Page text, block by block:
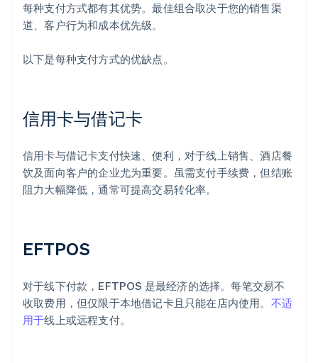
每种支付方式都有其优势。最佳组合取决于您的销售渠
道、客户行为和成本优先级。
以下是每种支付方式的优缺点。
信用卡与借记卡
信用卡与借记卡支付快速、便利，对于线上销售、酒店餐
饮及面向客户的企业尤为重要。虽需支付手续费，但结账
阻力大幅降低，通常可提高交易转化率。
EFTPOS
对于线下付款，EFTPOS 是最经济的选择。每笔交易不
收取费用，但仅限于本地借记卡且只能在店内使用。 不适
用于线上或远程支付。